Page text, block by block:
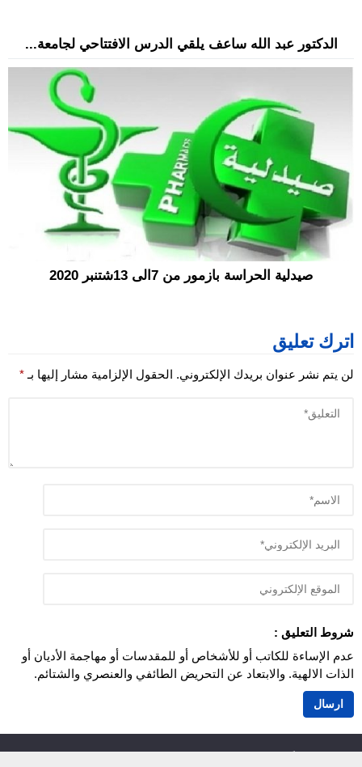
الدكتور عبد الله ساعف يلقي الدرس الافتتاحي لجامعة...
صيدلية الحراسة بازمور من 7الى 13شتنبر 2020
اترك تعليق
لن يتم نشر عنوان بريدك الإلكتروني. الحقول الإلزامية مشار إليها بـ *
شروط التعليق :
عدم الإساءة للكاتب أو للأشخاص أو للمقدسات أو مهاجمة الأديان أو
الذات الالهية. والابتعاد عن التحريض الطائفي والعنصري والشتائم.